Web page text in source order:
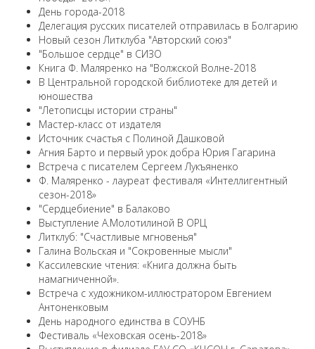
День города-2018
Делегация русских писателей отправилась в Болгарию
Новый сезон Литклуба "Авторский союз"
"Большое сердце" в СИЗО
Книга Ф. Маляренко на "Волжской Волне-2018
В Центральной городской библиотеке для детей и
юношества
"Летописцы истории страны"
Мастер-класс от издателя
Источник счастья с Полиной Дашковой
Агния Барто и первый урок добра Юрия Гагарина
Встреча с писателем Сергеем Лукъяненко
Ф. Маляренко - лауреат фестиваля «Интеллигентный
сезон-2018»
"Сердцебиение" в Балаково
Выступление А.Молотилиной В ОРЦ
Литклуб: "Счастливые мгновенья"
Галина Вольская и "Сокровенные мысли"
Кассилевские чтения: «Книга должна быть
намагниченной».
Встреча с художником-иллюстратором Евгением
Антоненковым
День народного единства в СОУНБ
Фестиваль «Чеховская осень-2018»